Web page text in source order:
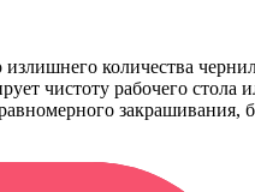
количества
чистоту рабочего стола
закрашивания,